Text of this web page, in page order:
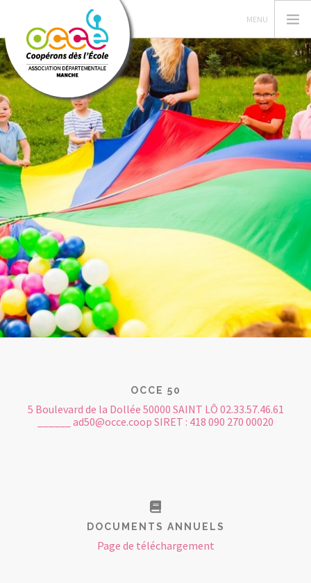
L'OCCE
GERER SA COOPERATIVE
ACTIONS PÉDAGOGIQUES
RESSOURCES PEDAGOGIQUES
LIRE C'EST PARTIR
ACCÈS RÉSERVÉ
RECHERCHER
CONTACT
OCCE 50
5 Boulevard de la Dollée 50000 SAINT LÔ 02.33.57.46.61
______ ad50@occe.coop SIRET : 418 090 270 00020
DOCUMENTS ANNUELS
Page de téléchargement